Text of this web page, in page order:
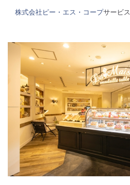
株式会社ピー・エス・コープサービス